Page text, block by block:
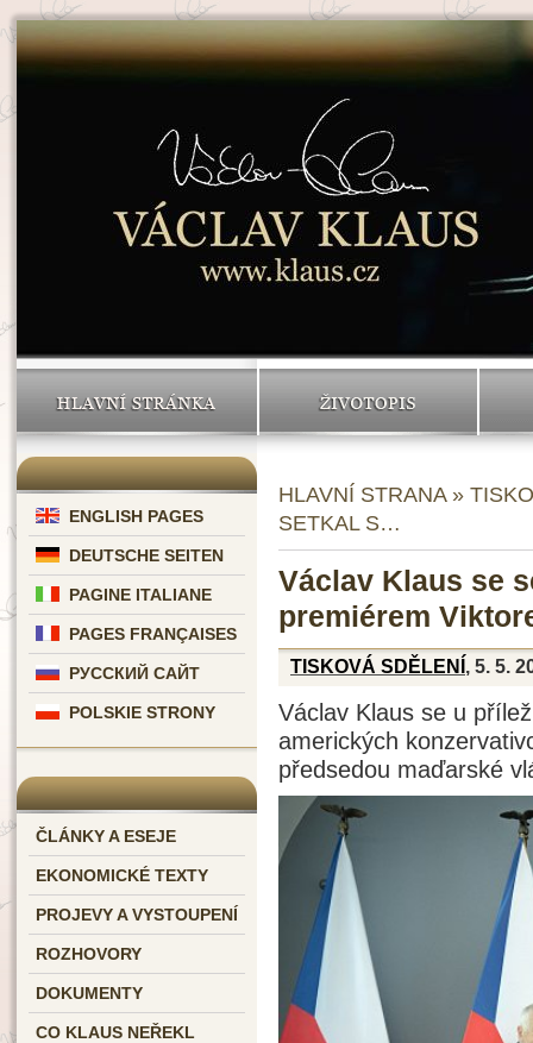
HLAVNÍ STRÁNKA ŽIVOTOPIS
ENGLISH PAGES
DEUTSCHE SEITEN
PAGINE ITALIANE
PAGES FRANÇAISES
РУССКИЙ САЙТ
POLSKIE STRONY
ČLÁNKY A ESEJE
EKONOMICKÉ TEXTY
PROJEVY A VYSTOUPENÍ
ROZHOVORY
DOKUMENTY
CO KLAUS NEŘEKL
HLAVNÍ STRANA»
SETKAL S…
Václav Klaus se
premiérem
TISKOVÁ SDĚLENÍ , 5. 5.
Václav Klaus se u
amerických
předsedou maďarské